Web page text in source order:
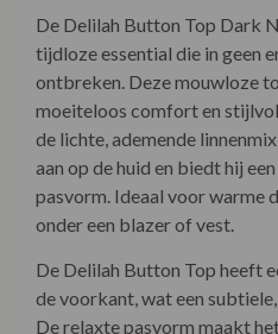
De Delilah Button Top Dark
tijdloze essential die in geen
ontbreken. Deze mouwloze
moeiteloos comfort en
de lichte, ademende
aan op de huid en biedt hij
pasvorm. Ideaal voor warme
onder een blazer of vest.
De Delilah Button Top heeft
de voorkant, wat een
De relaxte pasvorm maakt